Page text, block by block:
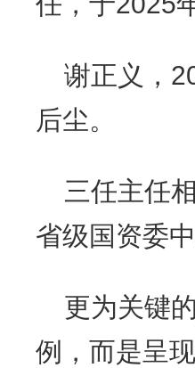
谢正义，
后尘。
三任主任
省级国资委
更为关键
例，而是呈